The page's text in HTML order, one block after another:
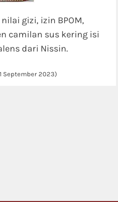
gizi, izin BPOM,
camilan sus kering isi
dari Nissin.
September 2023)